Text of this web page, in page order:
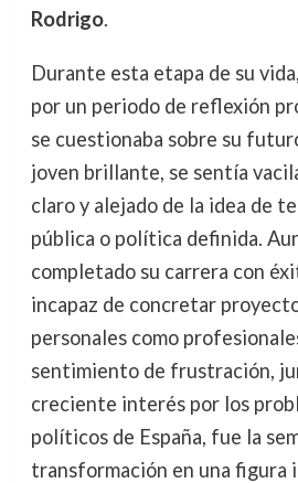
Rodrigo.
Durante esta etapa de su
por un periodo de reflexión
se cuestionaba sobre su
joven brillante, se sentía
claro y alejado de la idea de
pública o política definida.
completado su carrera con
incapaz de concretar
personales como
sentimiento de frustración,
creciente interés por los
políticos de España, fue la
transformación en una figura